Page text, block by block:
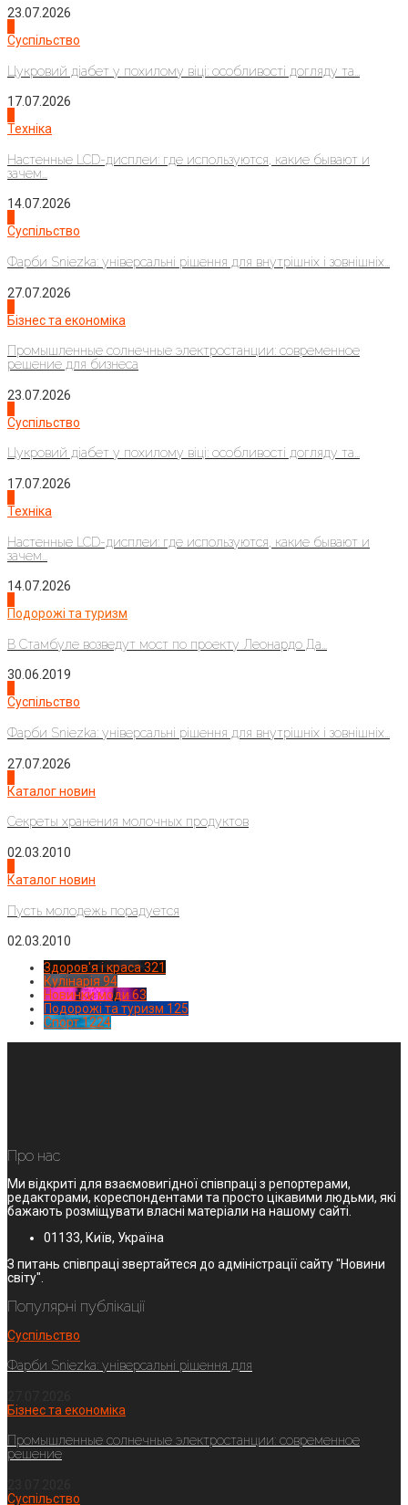
23.07.2026
Суспільство
Цукровий діабет у похилому віці: особливості догляду та...
17.07.2026
Техніка
Настенные LCD-дисплеи: где используются, какие бывают и
зачем...
14.07.2026
Суспільство
Фарби Sniezka: універсальні рішення для внутрішніх і зовнішніх...
27.07.2026
Бізнес та економіка
Промышленные солнечные электростанции: современное
решение для бизнеса
23.07.2026
Суспільство
Цукровий діабет у похилому віці: особливості догляду та...
17.07.2026
Техніка
Настенные LCD-дисплеи: где используются, какие бывают и
зачем...
14.07.2026
Подорожі та туризм
В Стамбуле возведут мост по проекту Леонардо Да...
30.06.2019
Суспільство
Фарби Sniezka: універсальні рішення для внутрішніх і зовнішніх...
27.07.2026
Каталог новин
Секреты хранения молочных продуктов
02.03.2010
Каталог новин
Пусть молодежь порадуется
02.03.2010
Здоров'я і краса 321
Кулінарія 94
Новинки моди 63
Подорожі та туризм 125
Спорт1224
Про нас
Ми відкриті для взаємовигідної співпраці з репортерами,
редакторами, кореспондентами та просто цікавими людьми, які
бажають розміщувати власні матеріали на нашому сайті.
01133, Київ, Україна
З питань співпраці звертайтеся до адміністрації сайту "Новини
світу".
Популярні публікації
Суспільство
Фарби Sniezka: універсальні рішення для
Бізнес та економіка
Промышленные солнечные электростанции: современное
решение
Суспільство